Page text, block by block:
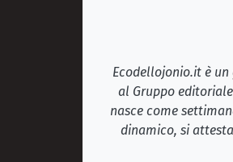
Ecodellojonio.it è
al Gruppo
nasce come
dinamico, si